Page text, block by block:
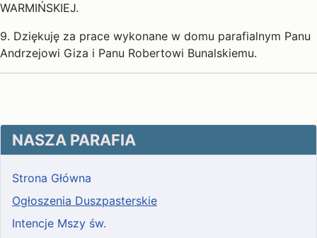
WARMIŃSKIEJ.
9. Dziękuję za prace wykonane w domu parafialnym Panu
Andrzejowi Giza i Panu Robertowi Bunalskiemu.
NASZA PARAFIA
Strona Główna
Ogłoszenia Duszpasterskie
Intencje Mszy św.